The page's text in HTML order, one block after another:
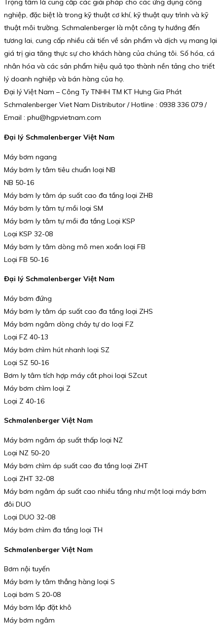
Trọng tâm là cung cấp các giải pháp cho các ứng dụng công
nghiệp, đặc biệt là trong kỹ thuật cơ khí, kỹ thuật quy trình và kỹ
thuật môi trường. Schmalenberger là một công ty hướng đến
tương lai, cung cấp nhiều cải tiến về sản phẩm và dịch vụ mang lại
giá trị gia tăng thực sự cho khách hàng của chúng tôi. Số hóa, cá
nhân hóa và các sản phẩm hiệu quả tạo thành nền tảng cho triết
lý doanh nghiệp và bán hàng của họ.
Đại lý Việt Nam – Công Ty TNHH TM KT Hưng Gia Phát
Schmalenberger Viet Nam Distributor / Hotline : 0938 336 079 /
Email : phu@hgpvietnam.com
Đại lý Schmalenberger Việt Nam
Máy bơm ngang
Máy bơm ly tâm tiêu chuẩn loại NB
NB 50-16
Máy bơm ly tâm áp suất cao đa tầng loại ZHB
Máy bơm ly tâm tự mồi loại SM
Máy bơm ly tâm tự mồi đa tầng Loại KSP
Loại KSP 32-08
Máy bơm ly tâm dòng mô men xoắn loại FB
Loại FB 50-16
Đại lý Schmalenberger Việt Nam
Máy bơm đứng
Máy bơm ly tâm áp suất cao đa tầng loại ZHS
Máy bơm ngâm dòng chảy tự do loại FZ
Loại FZ 40-13
Máy bơm chìm hút nhanh loại SZ
Loại SZ 50-16
Bơm ly tâm tích hợp máy cắt phoi loại SZcut
Máy bơm chìm loại Z
Loại Z 40-16
Schmalenberger Việt Nam
Máy bơm ngâm áp suất thấp loại NZ
Loại NZ 50-20
Máy bơm chìm áp suất cao đa tầng loại ZHT
Loại ZHT 32-08
Máy bơm ngâm áp suất cao nhiều tầng như một loại máy bơm
đôi DUO
Loại DUO 32-08
Máy bơm chìm đa tầng loại TH
Schmalenberger Việt Nam
Bơm nội tuyến
Máy bơm ly tâm thẳng hàng loại S
Loại bơm S 20-08
Máy bơm lắp đặt khô
Máy bơm ngâm